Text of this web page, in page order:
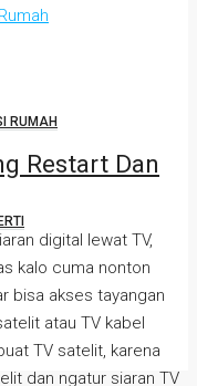
RUMAH
Restart Dan
digital lewat TV,
kalo cuma nonton
bisa akses tayangan
atau TV kabel
TV satelit, karena
dan ngatur siaran TV